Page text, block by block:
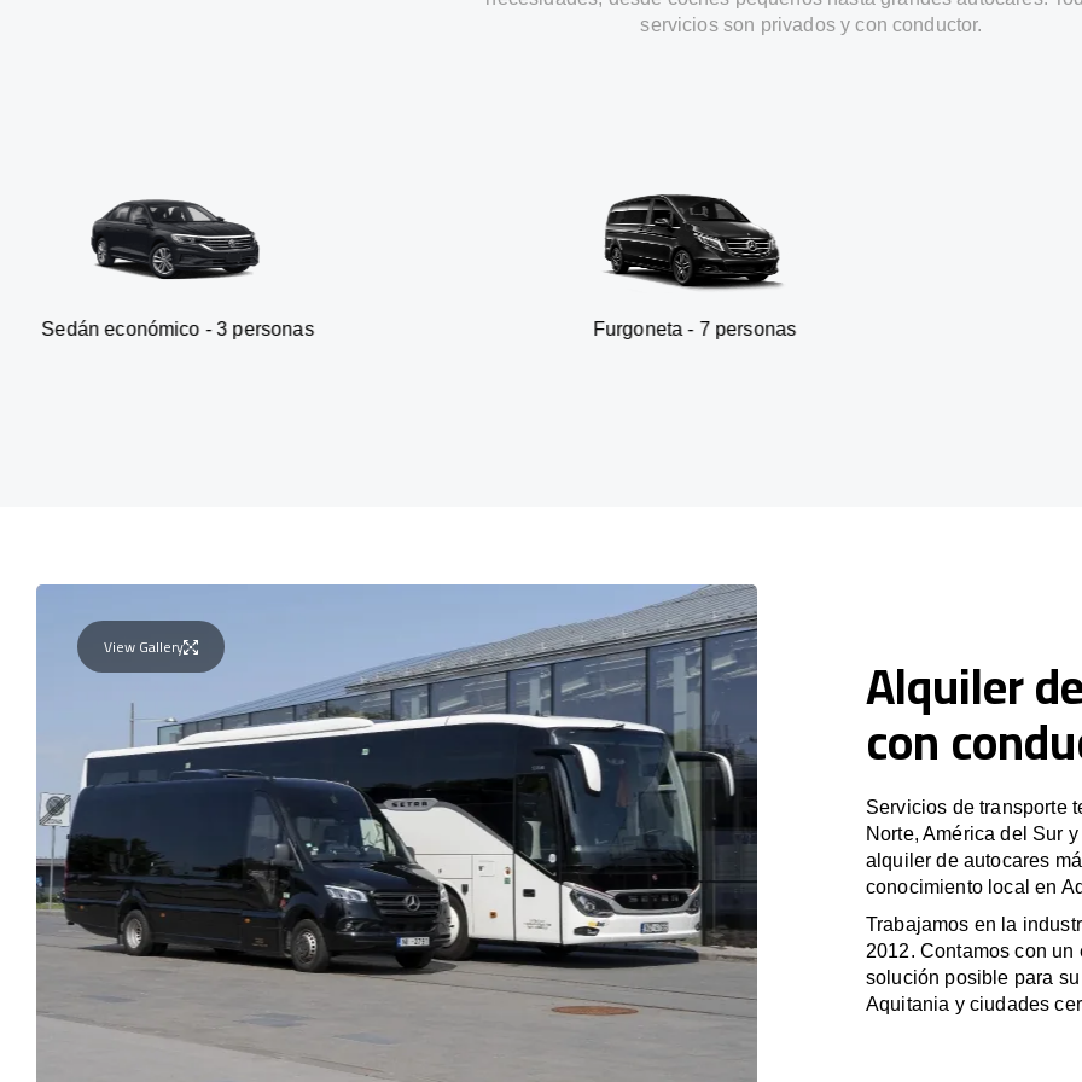
servicios son privados y con conductor.
- 3 personas Furgoneta - 7 personas SUV -
View Gallery Alquiler
con
Servicios de transporte
Norte, América del Sur
alquiler de autocares
conocimiento local en
Trabajamos en la
2012. Contamos con
solución posible para
Aquitania y ciudades